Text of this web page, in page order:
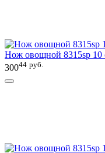
Нож овощной 8315sp 10
30044 руб.